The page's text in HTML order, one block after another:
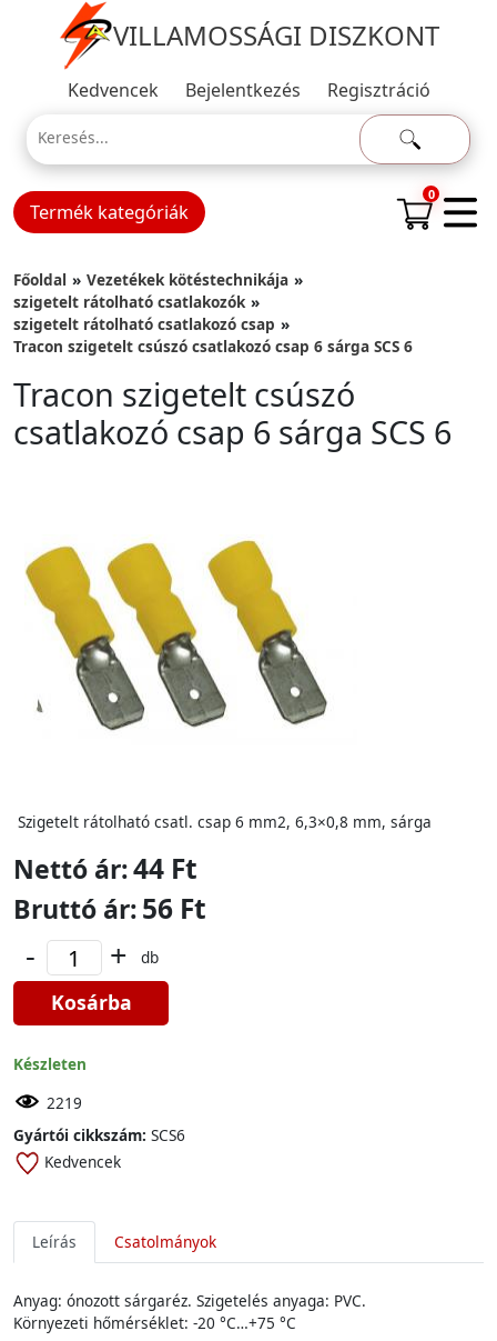
VILLAMOSSÁGI DISZKONT
Kedvencek Bejelentkezés Regisztráció
Termék kategóriák
0
Főoldal
Vezetékek kötéstechnikája
szigetelt rátolható csatlakozók
szigetelt rátolható csatlakozó csap
Tracon szigetelt csúszó csatlakozó csap 6 sárga SCS 6
Tracon szigetelt csúszó
csatlakozó csap 6 sárga SCS 6
Szigetelt rátolható csatl. csap 6 mm2, 6,3×0,8 mm, sárga
Nettó ár:44 Ft
Bruttó ár:56 Ft
- + db
Kosárba
Készleten
2219
Gyártói cikkszám: SCS6
Kedvencek
Leírás Csatolmányok
Anyag: ónozott sárgaréz. Szigetelés anyaga: PVC.
Környezeti hőmérséklet: -20 °C…+75 °C